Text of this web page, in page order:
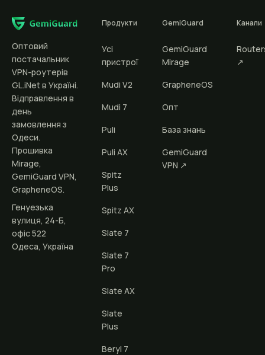
Оптовий
постачальник
VPN-роутерів
GL.iNet в Україні.
Відправлення в
день
замовлення з
Одеси.
Прошивка
Mirage,
GemiGuard VPN,
GrapheneOS.
Генуезька
вулиця, 24-Б,
офіс 522
Одеса, Україна
Продукти
Усі
пристрої
Mudi V2
Mudi 7
Puli
Puli AX
Spitz
Plus
Spitz AX
Slate 7
Slate 7
Pro
Slate AX
Slate
Plus
Beryl 7
GemiGuard
GemiGuard
Mirage
GrapheneOS
Опт
База знань
GemiGuard
VPN ↗
Канали
↗